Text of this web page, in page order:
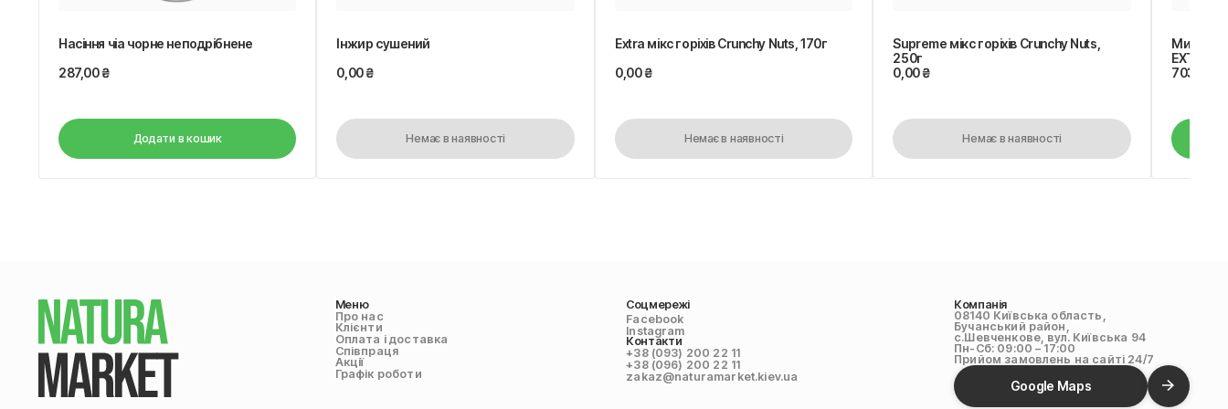
Насіння чіа чорне неподрібнене
287,00₴
Додати в кошик
Інжир сушений
0,00₴
Немає в наявності
Extra мікс горіхів Crunchy Nuts, 170г
0,00₴
Немає в наявності
Supreme мікс горіхів Crunchy Nuts,
250г
0,00₴
Немає в наявності
Мигдаль
EXTRA
703,00
Меню
Про нас
Клієнти
Оплата і доставка
Співпраця
Акції
Графік роботи
Соцмережі
Facebook
Instagram
Контакти
+38 (093) 200 22 11
+38 (096) 200 22 11
zakaz@naturamarket.kiev.ua
Компанія
08140 Київська область,
Бучанський район,
с.Шевченкове, вул. Київська 94
Пн-Сб: 09:00 – 17:00
Прийом замовлень на сайті 24/7
Google Maps